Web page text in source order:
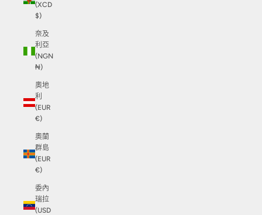
(XCD
$)
奈及
利亞
(NGN
₦)
奧地
利
(EUR
€)
奧蘭
群島
(EUR
€)
委內
瑞拉
(USD